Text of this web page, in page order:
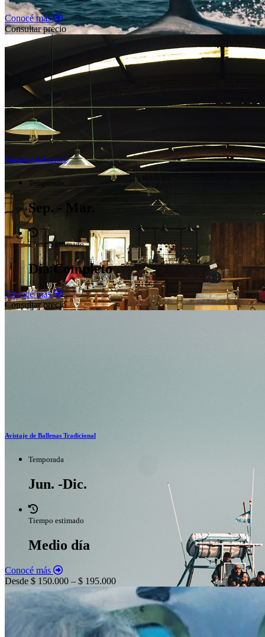
Conocé más
Consultar precio
Estancia San Lorenzo
Temporada
Sep. - Mar.
Tiempo estimado
Día Completo
Conocé más
Consultar precio
Avistaje de Ballenas Tradicional
Temporada
Jun. -Dic.
Tiempo estimado
Medio día
Conocé más
Desde $ 150.000 – $ 195.000